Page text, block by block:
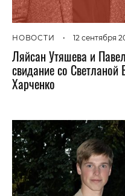
НОВОСТИ • 12 сентября
Ляйсан Утяшева и
свидание со Светланой
Харченко